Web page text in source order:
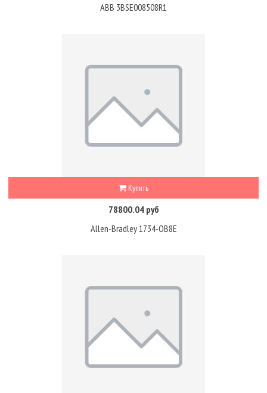
ABB 3BSE008508R1
Купить
78800.04 руб
Allen-Bradley 1734-OB8E